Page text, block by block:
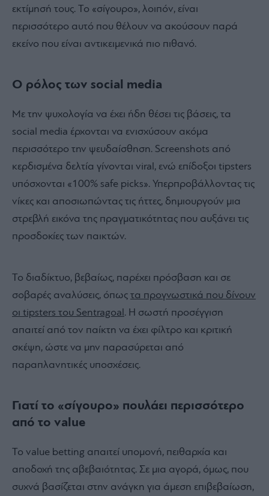
εκτίμησή τους. Το «σίγουρο», λοιπόν, είναι
περισσότερο αυτό που θέλουν να ακούσουν παρά
εκείνο που είναι αντικειμενικά πιο πιθανό.
Ο ρόλος των social media
Με την ψυχολογία να έχει ήδη θέσει τις βάσεις, τα
social media έρχονται να ενισχύσουν ακόμα
περισσότερο την ψευδαίσθηση. Screenshots από
κερδισμένα δελτία γίνονται viral, ενώ επίδοξοι tipsters
υπόσχονται «100% safe picks». Υπερπροβάλλοντας τις
νίκες και αποσιωπώντας τις ήττες, δημιουργούν μια
στρεβλή εικόνα της πραγματικότητας που αυξάνει τις
προσδοκίες των παικτών.
Το διαδίκτυο, βεβαίως, παρέχει πρόσβαση και σε
σοβαρές αναλύσεις, όπως τα προγνωστικά που δίνουν
οι tipsters του Sentragoal. Η σωστή προσέγγιση
απαιτεί από τον παίκτη να έχει φίλτρο και κριτική
σκέψη, ώστε να μην παρασύρεται από
παραπλανητικές υποσχέσεις.
Γιατί το «σίγουρο» πουλάει περισσότερο
από το value
Το value betting απαιτεί υπομονή, πειθαρχία και
αποδοχή της αβεβαιότητας. Σε μια αγορά, όμως, που
συχνά βασίζεται στην ανάγκη για άμεση επιβεβαίωση,